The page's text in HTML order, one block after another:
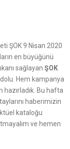
ŞOK 9 Nisan 2020
en büyüğünü
sağlayan ŞOK
Hem kampanya
hazırladık. Bu hafta
haberimizin
kataloğu
ve hemen